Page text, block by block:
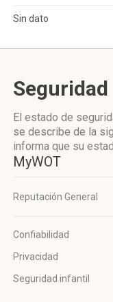
Sin dato
Seguridad
El estado de
se describe de la
informa que su
MyWOT
Reputación General
Confiabilidad
Privacidad
Seguridad infantil